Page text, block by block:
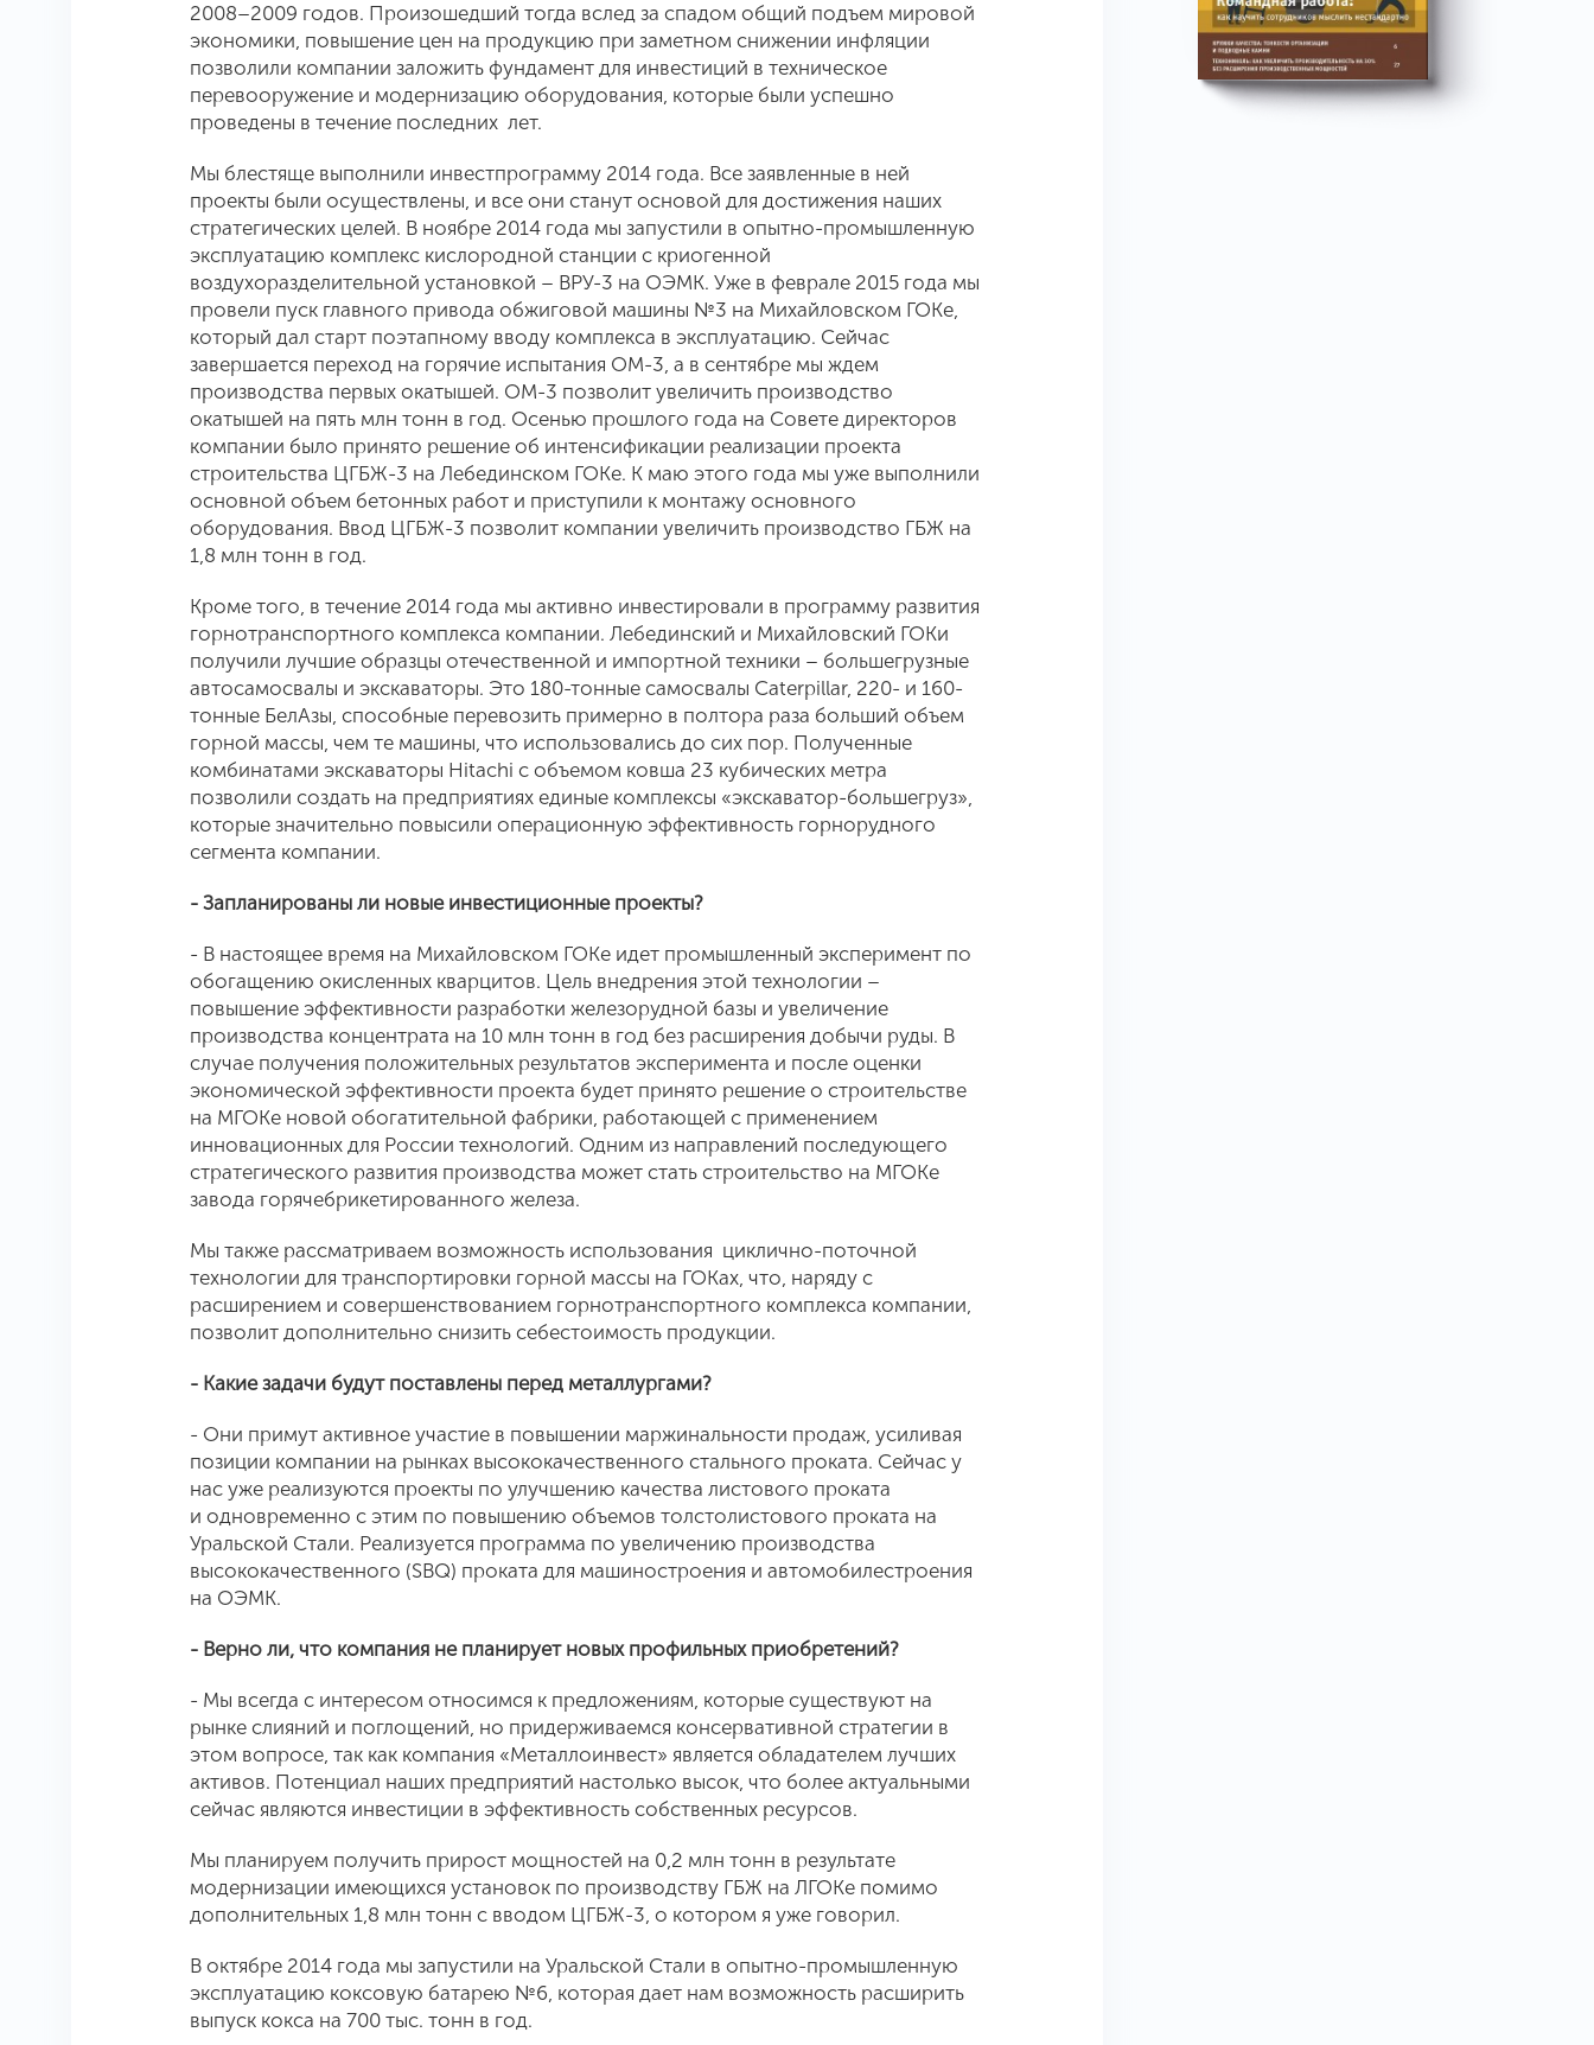
2008–2009 годов. Произошедший тогда вслед за спадом общий подъем мировой
экономики, повышение цен на продукцию при заметном снижении инфляции
позволили компании заложить фундамент для инвестиций в техническое
перевооружение и модернизацию оборудования, которые были успешно
проведены в течение последних лет.
Мы блестяще выполнили инвестпрограмму 2014 года. Все заявленные в ней
проекты были осуществлены, и все они станут основой для достижения наших
стратегических целей. В ноябре 2014 года мы запустили в опытно-промышленную
эксплуатацию комплекс кислородной станции с криогенной
воздухоразделительной установкой – ВРУ-3 на ОЭМК. Уже в феврале 2015 года мы
провели пуск главного привода обжиговой машины №3 на Михайловском ГОКе,
который дал старт поэтапному вводу комплекса в эксплуатацию. Сейчас
завершается переход на горячие испытания ОМ-3, а в сентябре мы ждем
производства первых окатышей. ОМ-3 позволит увеличить производство
окатышей на пять млн тонн в год. Осенью прошлого года на Совете директоров
компании было принято решение об интенсификации реализации проекта
строительства ЦГБЖ-3 на Лебединском ГОКе. К маю этого года мы уже выполнили
основной объем бетонных работ и приступили к монтажу основного
оборудования. Ввод ЦГБЖ-3 позволит компании увеличить производство ГБЖ на
1,8 млн тонн в год.
Кроме того, в течение 2014 года мы активно инвестировали в программу развития
горнотранспортного комплекса компании. Лебединский и Михайловский ГОКи
получили лучшие образцы отечественной и импортной техники – большегрузные
автосамосвалы и экскаваторы. Это 180-тонные самосвалы Caterpillar, 220- и 160-
тонные БелАзы, способные перевозить примерно в полтора раза больший объем
горной массы, чем те машины, что использовались до сих пор. Полученные
комбинатами экскаваторы Hitachi с объемом ковша 23 кубических метра
позволили создать на предприятиях единые комплексы «экскаватор-большегруз»,
которые значительно повысили операционную эффективность горнорудного
сегмента компании.
- Запланированы ли новые инвестиционные проекты?
- В настоящее время на Михайловском ГОКе идет промышленный эксперимент по
обогащению окисленных кварцитов. Цель внедрения этой технологии –
повышение эффективности разработки железорудной базы и увеличение
производства концентрата на 10 млн тонн в год без расширения добычи руды. В
случае получения положительных результатов эксперимента и после оценки
экономической эффективности проекта будет принято решение о строительстве
на МГОКе новой обогатительной фабрики, работающей с применением
инновационных для России технологий. Одним из направлений последующего
стратегического развития производства может стать строительство на МГОКе
завода горячебрикетированного железа.
Мы также рассматриваем возможность использования циклично-поточной
технологии для транспортировки горной массы на ГОКах, что, наряду с
расширением и совершенствованием горнотранспортного комплекса компании,
позволит дополнительно снизить себестоимость продукции.
- Какие задачи будут поставлены перед металлургами?
- Они примут активное участие в повышении маржинальности продаж, усиливая
позиции компании на рынках высококачественного стального проката. Сейчас у
нас уже реализуются проекты по улучшению качества листового проката
и одновременно с этим по повышению объемов толстолистового проката на
Уральской Стали. Реализуется программа по увеличению производства
высококачественного (SBQ) проката для машиностроения и автомобилестроения
на ОЭМК.
- Верно ли, что компания не планирует новых профильных приобретений?
- Мы всегда с интересом относимся к предложениям, которые существуют на
рынке слияний и поглощений, но придерживаемся консервативной стратегии в
этом вопросе, так как компания «Металлоинвест» является обладателем лучших
активов. Потенциал наших предприятий настолько высок, что более актуальными
сейчас являются инвестиции в эффективность собственных ресурсов.
Мы планируем получить прирост мощностей на 0,2 млн тонн в результате
модернизации имеющихся установок по производству ГБЖ на ЛГОКе помимо
дополнительных 1,8 млн тонн с вводом ЦГБЖ-3, о котором я уже говорил.
В октябре 2014 года мы запустили на Уральской Стали в опытно-промышленную
эксплуатацию коксовую батарею №6, которая дает нам возможность расширить
выпуск кокса на 700 тыс. тонн в год.